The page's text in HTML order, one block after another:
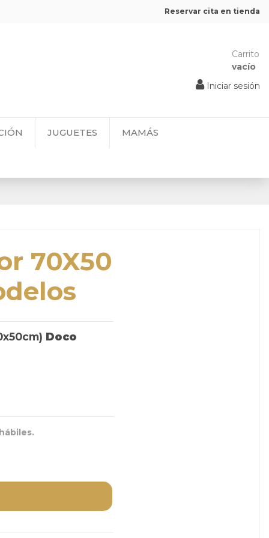
Reservar cita en tienda
Carrito
vacío
Iniciar sesión
JUGUETES MAMÁS
70X50
Doco